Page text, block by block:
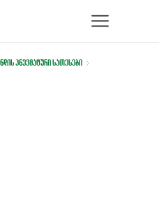
პნევმატური სათესები